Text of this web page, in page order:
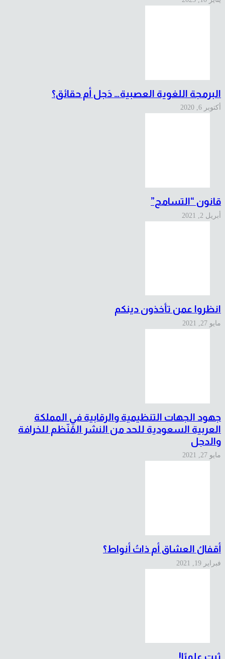
البرمجة اللغوية العصبية… دَجل أم حقائق؟
أكتوبر 6, 2020
قانون “التسامح”
أبريل 2, 2021
انظروا عمن تأخذون دينكم
مايو 27, 2021
جهود الجهات التنظيمية والرقابية في المملكة
العربية السعودية للحد من النشر المُنّظم للخرافة
والدجل
مايو 27, 2021
أقفالُ العشاق أم ذاتُ أنواط؟
فبراير 19, 2021
ثبت علميًا!